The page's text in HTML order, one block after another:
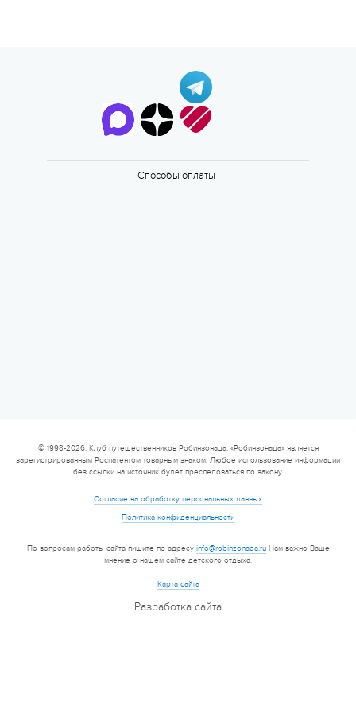
Способы оплаты
© 1998-2026. Клуб путешественников Робинзонада. «Робинзонада» является
зарегистрированным Роспатентом товарным знаком. Любое использование информации
без ссылки на источник будет преследоваться по закону.
Согласие на обработку персональных данных
Политика конфиденциальности
По вопросам работы сайта пишите по адресу info@robinzonada.ruНам важно Ваше
мнение о нашем сайте детского отдыха.
Карта сайта
Разработка сайта